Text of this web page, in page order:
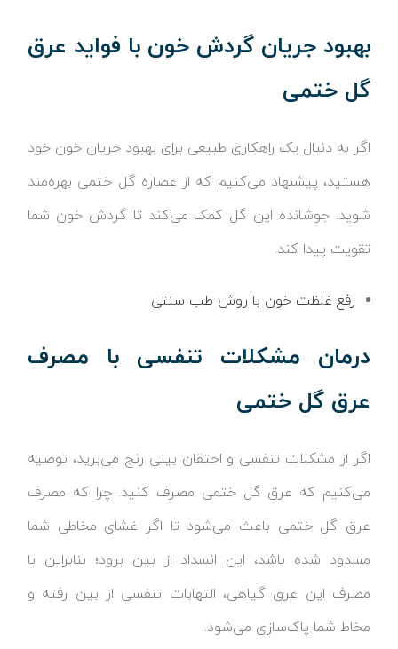
بهبود جریان گردش خون با فواید عرق
گل ختمی
اگر به دنبال یک راهکاری طبیعی برای بهبود جریان خون خود
هستید، پیشنهاد می‌کنیم که از عصاره گل ختمی بهره‌مند
شوید. جوشانده این گل کمک می‌کند تا گردش خون شما
تقویت پیدا کند.
رفع غلظت خون با روش طب سنتی
درمان مشکلات تنفسی با مصرف
عرق گل ختمی
اگر از مشکلات تنفسی و احتقان بینی رنج می‌برید، توصیه
می‌کنیم که عرق گل ختمی مصرف کنید. چرا که مصرف
عرق گل ختمی باعث می‌شود تا اگر غشای مخاطی شما
مسدود شده باشد، این انسداد از بین برود؛ بنابراین با
مصرف این عرق گیاهی، التهابات تنفسی از بین رفته و
مخاط شما پاک‌سازی می‌شود.